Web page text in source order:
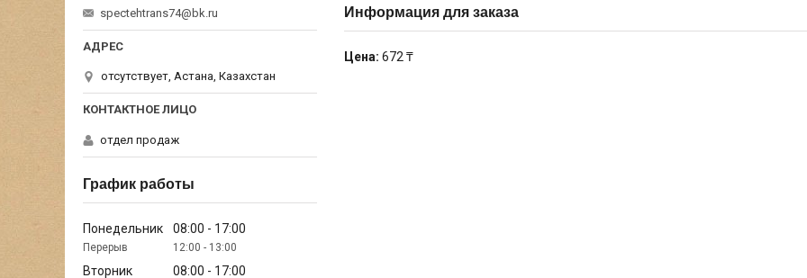
Информация для заказа
Цена: 672 ₸
spectehtrans74@bk.ru
отсутствует, Астана, Казахстан
отдел продаж
График работы
Понедельник 08:00 17:00
12:00 13:00
Вторник 08:00 17:00